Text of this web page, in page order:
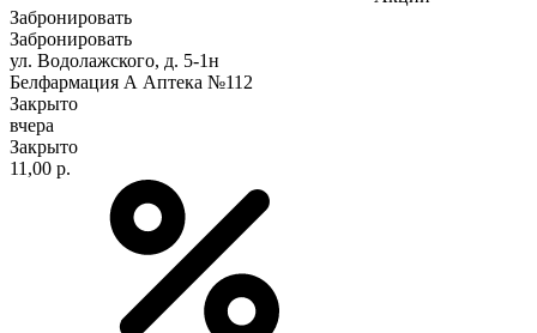
Забронировать
Забронировать
ул. Водолажского, д. 5-1н
Белфармация А Аптека №112
Закрыто
вчера
Закрыто
11,00 р.